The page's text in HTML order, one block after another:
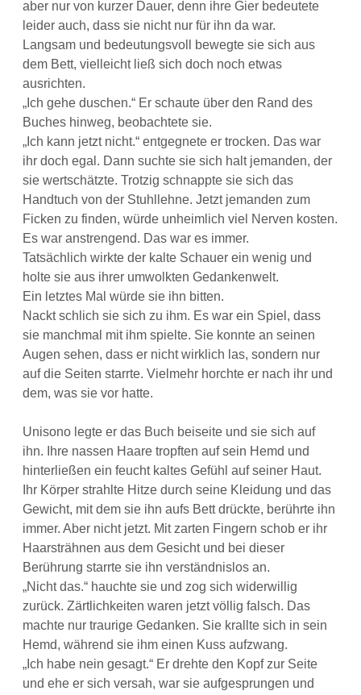
aber nur von kurzer Dauer, denn ihre Gier bedeutete
leider auch, dass sie nicht nur für ihn da war.
Langsam und bedeutungsvoll bewegte sie sich aus
dem Bett, vielleicht ließ sich doch noch etwas
ausrichten.
„Ich gehe duschen.“ Er schaute über den Rand des
Buches hinweg, beobachtete sie.
„Ich kann jetzt nicht.“ entgegnete er trocken. Das war
ihr doch egal. Dann suchte sie sich halt jemanden, der
sie wertschätzte. Trotzig schnappte sie sich das
Handtuch von der Stuhllehne. Jetzt jemanden zum
Ficken zu finden, würde unheimlich viel Nerven kosten.
Es war anstrengend. Das war es immer.
Tatsächlich wirkte der kalte Schauer ein wenig und
holte sie aus ihrer umwolkten Gedankenwelt.
Ein letztes Mal würde sie ihn bitten.
Nackt schlich sie sich zu ihm. Es war ein Spiel, dass
sie manchmal mit ihm spielte. Sie konnte an seinen
Augen sehen, dass er nicht wirklich las, sondern nur
auf die Seiten starrte. Vielmehr horchte er nach ihr und
dem, was sie vor hatte.
Unisono legte er das Buch beiseite und sie sich auf
ihn. Ihre nassen Haare tropften auf sein Hemd und
hinterließen ein feucht kaltes Gefühl auf seiner Haut.
Ihr Körper strahlte Hitze durch seine Kleidung und das
Gewicht, mit dem sie ihn aufs Bett drückte, berührte ihn
immer. Aber nicht jetzt. Mit zarten Fingern schob er ihr
Haarsträhnen aus dem Gesicht und bei dieser
Berührung starrte sie ihn verständnislos an.
„Nicht das.“ hauchte sie und zog sich widerwillig
zurück. Zärtlichkeiten waren jetzt völlig falsch. Das
machte nur traurige Gedanken. Sie krallte sich in sein
Hemd, während sie ihm einen Kuss aufzwang.
„Ich habe nein gesagt.“ Er drehte den Kopf zur Seite
und ehe er sich versah, war sie aufgesprungen und